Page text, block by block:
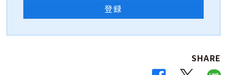
登録
SHARE